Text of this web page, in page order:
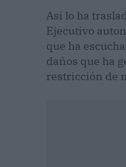
Así lo ha
Ejecutivo
que ha
daños que ha
restricción de